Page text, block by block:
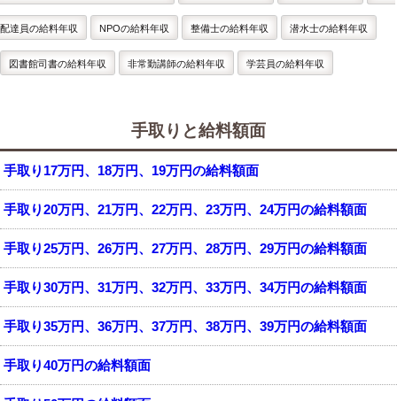
配達員の給料年収 NPOの給料年収 整備士の給料年収 潜水士の給料年収
図書館司書の給料年収 非常勤講師の給料年収 学芸員の給料年収
手取りと給料額面
手取り17万円、18万円、19万円の給料額面
手取り20万円、21万円、22万円、23万円、24万円の給料額面
手取り25万円、26万円、27万円、28万円、29万円の給料額面
手取り30万円、31万円、32万円、33万円、34万円の給料額面
手取り35万円、36万円、37万円、38万円、39万円の給料額面
手取り40万円の給料額面